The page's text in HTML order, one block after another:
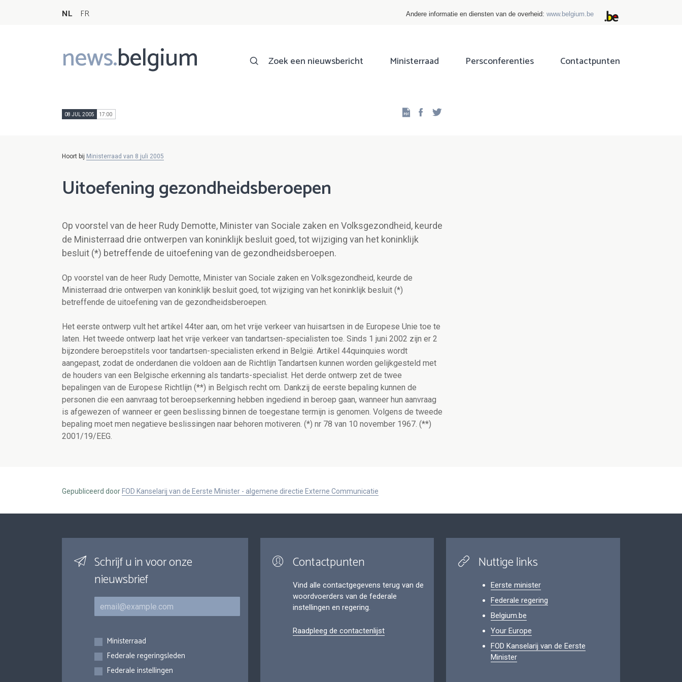
NL FR Andere informatie en diensten van de overheid: www.belgium.be
news.belgium
Main
navigation
Zoek een nieuwsbericht Ministerraad Persconferenties Contactpunten
08 JUL 2005 17:00 Facebook
Hoort bij Ministerraad van 8 juli 2005
Uitoefening gezondheidsberoepen
Op voorstel van de heer Rudy Demotte, Minister van Sociale zaken en Volksgezondheid, keurde
de Ministerraad drie ontwerpen van koninklijk besluit goed, tot wijziging van het koninklijk
besluit (*) betreffende de uitoefening van de gezondheidsberoepen.
Op voorstel van de heer Rudy Demotte, Minister van Sociale zaken en Volksgezondheid, keurde de
Ministerraad drie ontwerpen van koninklijk besluit goed, tot wijziging van het koninklijk besluit (*)
betreffende de uitoefening van de gezondheidsberoepen.
Het eerste ontwerp vult het artikel 44ter aan, om het vrije verkeer van huisartsen in de Europese Unie toe te
laten. Het tweede ontwerp laat het vrije verkeer van tandartsen-specialisten toe. Sinds 1 juni 2002 zijn er 2
bijzondere beroepstitels voor tandartsen-specialisten erkend in België. Artikel 44quinquies wordt
aangepast, zodat de onderdanen die voldoen aan de Richtlijn Tandartsen kunnen worden gelijkgesteld met
de houders van een Belgische erkenning als tandarts-specialist. Het derde ontwerp zet de twee
bepalingen van de Europese Richtlijn (**) in Belgisch recht om. Dankzij de eerste bepaling kunnen de
personen die een aanvraag tot beroepserkenning hebben ingediend in beroep gaan, wanneer hun aanvraag
is afgewezen of wanneer er geen beslissing binnen de toegestane termijn is genomen. Volgens de tweede
bepaling moet men negatieve beslissingen naar behoren motiveren. (*) nr 78 van 10 november 1967. (**)
2001/19/EEG.
Gepubliceerd door FOD Kanselarij van de Eerste Minister - algemene directie Externe Communicatie
Schrijf u in voor onze
nieuwsbrief
E-mail
Inschrijvingen
Ministerraad
Federale regeringsleden
Federale instellingen
Contactpunten
Vind alle contactgegevens terug van de
woordvoerders van de federale
instellingen en regering.
Raadpleeg de contactenlijst
Nuttige links
Eerste minister
Federale regering
Belgium.be
Your Europe
FOD Kanselarij van de Eerste
Minister